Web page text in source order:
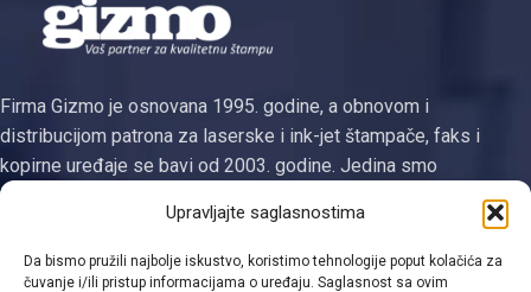
Upravljajte saglasnostima
Da bismo pružili najbolje iskustvo, koristimo tehnologije poput kolačića za
čuvanje i/ili pristup informacijama o uređaju. Saglasnost sa ovim
Firma Gizmo je osnovana 1995. godine, a obnovom i
distribucijom patrona za laserske i ink-jet štampače, faks i
kopirne uređaje se bavi od 2003. godine. Jedina smo
registrovana firma za proizvodnju tonera i ketridža na području
Kategorije